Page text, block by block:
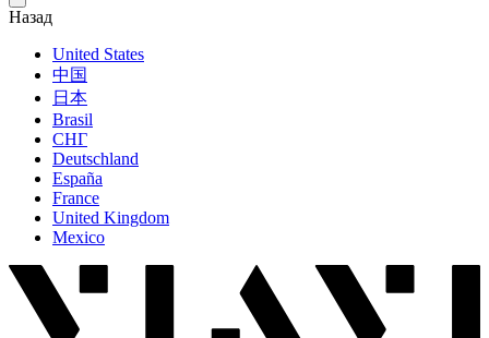
Назад
United States
中国
日本
Brasil
СНГ
Deutschland
España
France
United Kingdom
Mexico